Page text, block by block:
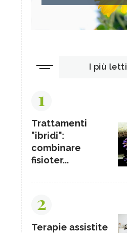
I più letti
1
Trattamenti
"ibridi":
combinare
fisioter...
2
Terapie assistite